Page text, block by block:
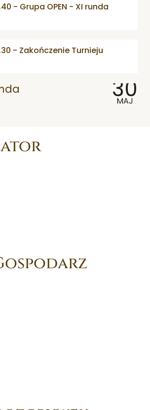
- Grupa OPEN - XI runda
- Zakończenie Turnieju
30
MAJ